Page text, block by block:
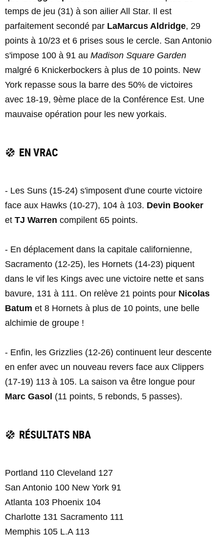
temps de jeu (31) à son ailier All Star. Il est
parfaitement secondé par LaMarcus Aldridge, 29
points à 10/23 et 6 prises sous le cercle. San Antonio
s'impose 100 à 91 au Madison Square Garden
malgré 6 Knickerbockers à plus de 10 points. New
York repasse sous la barre des 50% de victoires
avec 18-19, 9ème place de la Conférence Est. Une
mauvaise opération pour les new yorkais.
EN VRAC
- Les Suns (15-24) s'imposent d'une courte victoire
face aux Hawks (10-27), 104 à 103. Devin Booker
et TJ Warren compilent 65 points.
- En déplacement dans la capitale californienne,
Sacramento (12-25), les Hornets (14-23) piquent
dans le vif les Kings avec une victoire nette et sans
bavure, 131 à 111. On relève 21 points pour Nicolas
Batum et 8 Hornets à plus de 10 points, une belle
alchimie de groupe !
- Enfin, les Grizzlies (12-26) continuent leur descente
en enfer avec un nouveau revers face aux Clippers
(17-19) 113 à 105. La saison va être longue pour
Marc Gasol (11 points, 5 rebonds, 5 passes).
RÉSULTATS NBA
Portland 110 Cleveland 127
San Antonio 100 New York 91
Atlanta 103 Phoenix 104
Charlotte 131 Sacramento 111
Memphis 105 L.A 113